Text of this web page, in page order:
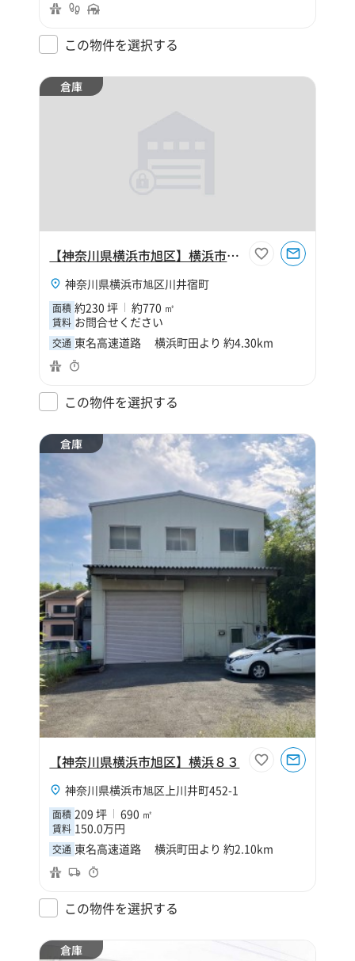
この物件を選択する
倉庫
【神奈川県横浜市旭区】横浜市旭区川井宿町230坪倉庫
神奈川県横浜市旭区川井宿町
面積 約230 坪 約770 ㎡
賃料 お問合せください
交通 東名高速道路 横浜町田より 約4.30km
この物件を選択する
倉庫
【神奈川県横浜市旭区】横浜８３
神奈川県横浜市旭区上川井町452-1
面積 209 坪 690 ㎡
賃料 150.0万円
交通 東名高速道路 横浜町田より 約2.10km
この物件を選択する
倉庫